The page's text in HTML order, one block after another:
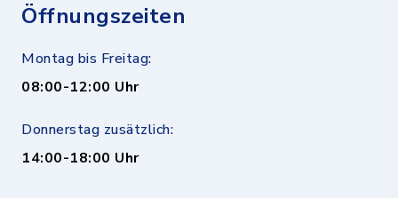
Öffnungszeiten
Montag bis Freitag:
08:00-12:00 Uhr
Donnerstag zusätzlich:
14:00-18:00 Uhr